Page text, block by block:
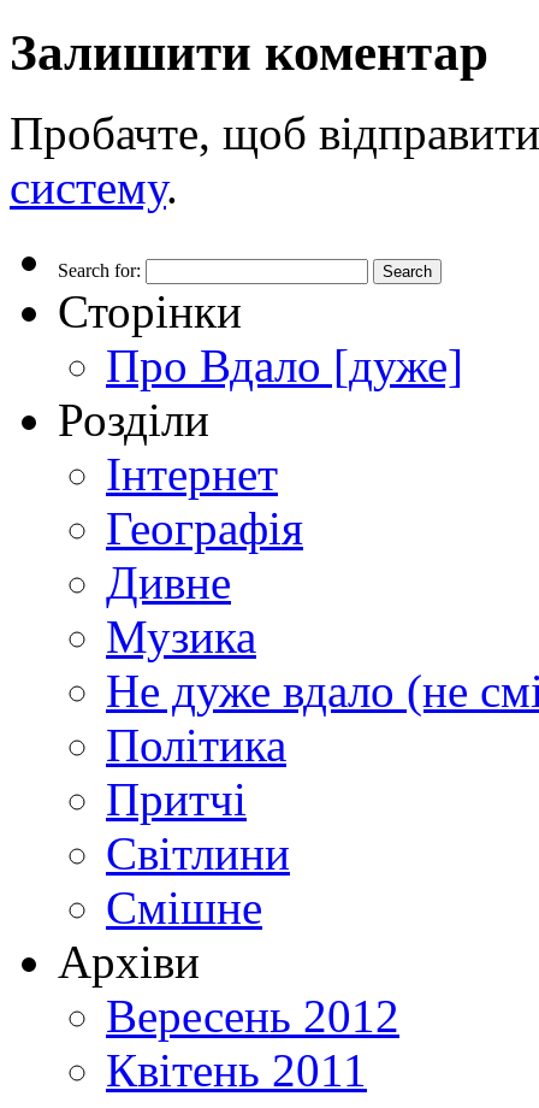
Залишити коментар
Пробачте, щоб
систему.
Search for:
Сторінки
Про Вдало [дуже]
Розділи
Інтернет
Географія
Дивне
Музика
Не дуже вдало (не
Політика
Притчі
Світлини
Смішне
Архіви
Вересень 2012
Квітень 2011